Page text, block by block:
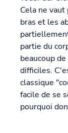
Cela ne
bras et les
partie du
beaucoup
difficiles.
classique
facile de se
pourquoi